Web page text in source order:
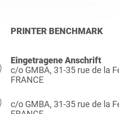
PRINTER BENCHMARK
Eingetragene Anschrift
c/o GMBA, 31-35 rue de la
FRANCE
c/o GMBA, 31-35 rue de la